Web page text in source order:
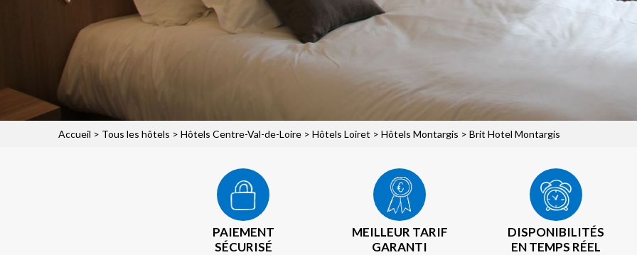
Accueil > Tous les hôtels > Hôtels Centre-Val-de-Loire > Hôtels Loiret > Hôtels Montargis > Brit Hotel Montargis
PAIEMENT
SÉCURISÉ
MEILLEUR TARIF
GARANTI
DISPONIBILITÉS
EN TEMPS RÉEL